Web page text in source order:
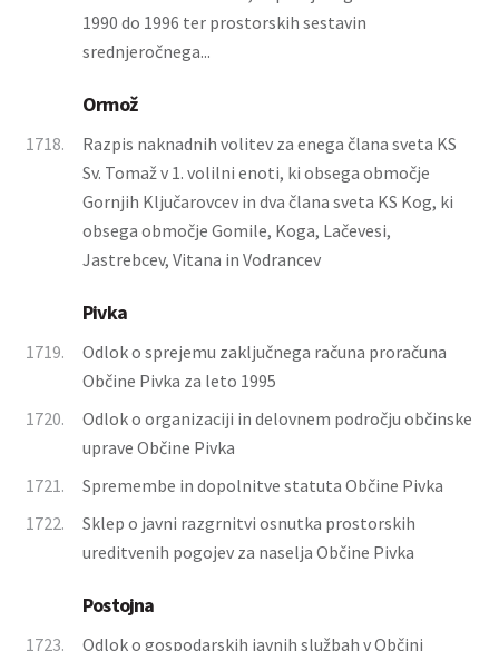
1990 do 1996 ter prostorskih sestavin
srednjeročnega...
Ormož
1718.
Razpis naknadnih volitev za enega člana sveta KS
Sv. Tomaž v 1. volilni enoti, ki obsega območje
Gornjih Ključarovcev in dva člana sveta KS Kog, ki
obsega območje Gomile, Koga, Lačevesi,
Jastrebcev, Vitana in Vodrancev
Pivka
1719.
Odlok o sprejemu zaključnega računa proračuna
Občine Pivka za leto 1995
1720.
Odlok o organizaciji in delovnem področju občinske
uprave Občine Pivka
1721.
Spremembe in dopolnitve statuta Občine Pivka
1722.
Sklep o javni razgrnitvi osnutka prostorskih
ureditvenih pogojev za naselja Občine Pivka
Postojna
1723.
Odlok o gospodarskih javnih službah v Občini